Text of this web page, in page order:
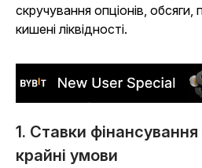
скручування опціонів, обсяги,
кишені ліквідності.
1. Ставки
крайні умови